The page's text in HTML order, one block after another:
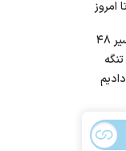
امروز
استسنتکام: مسیر ۴۸